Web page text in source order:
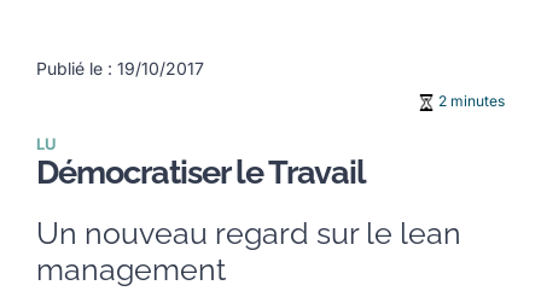
Publié le : 19/10/2017
2 minutes
LU
Démocratiser le Travail
Un nouveau regard sur le lean
management